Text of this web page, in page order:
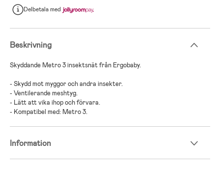
Delbetalamed
Beskrivning
Skyddande Metro 3 insektsnät från Ergobaby.
- Skydd mot myggor och andra insekter.
- Ventilerande meshtyg.
- Lätt att vika ihop och förvara.
- Kompatibel med: Metro 3.
Information